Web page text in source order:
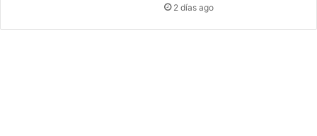
2 días ago